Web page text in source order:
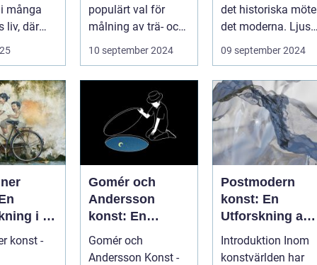
många
liv, där
populärt val för
målning av trä- och
10 september 2024
det historiska
det moderna.
09 september 2024
i en
konst -
Gomér och
Andersson
konst: En
fördjupande
översikt
Gomér och
Andersson Konst -
Postmodern
konst: En
Utforskning av
Dess Mångfald
och
Introduktion Inom
konstvärlden har